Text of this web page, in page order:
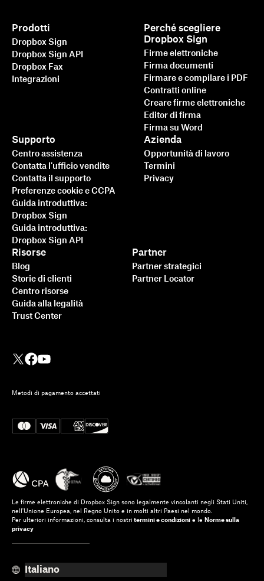
Prodotti
Dropbox Sign
Dropbox Sign API
Dropbox Fax
Integrazioni
Perché scegliere
Dropbox Sign
Firme elettroniche
Firma documenti
Firmare e compilare i PDF
Contratti online
Creare firme elettroniche
Editor di firma
Firma su Word
Supporto
Centro assistenza
Contatta l'ufficio vendite
Contatta il supporto
Preferenze cookie e CCPA
Guida introduttiva:
Dropbox Sign
Guida introduttiva:
Dropbox Sign API
Risorse
Blog
Storie di clienti
Centro risorse
Guida alla legalità
Trust Center
Partner
Partner strategici
Partner Locator
Azienda
Opportunità di lavoro
Termini
Privacy
Metodi di pagamento accettati
Le firme elettroniche di Dropbox Sign sono legalmente vincolanti negli Stati Uniti,
nell'Unione Europea, nel Regno Unito e in molti altri Paesi nel mondo.
Per ulteriori informazioni, consulta i nostri termini e condizioni e le Norme sulla
privacy